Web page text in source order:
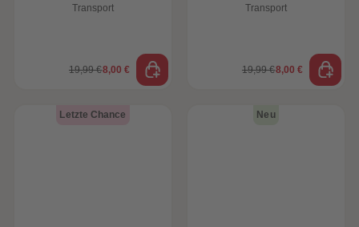
Transport
19,99 €8,00 €
Transport
19,99 €8,00 €
Letzte Chance Neu